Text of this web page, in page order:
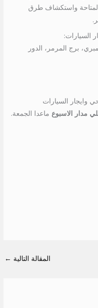
المتاحة واستكشاف طرق
السيارات:
برج المرمر، الدور
وايجار السيارات
مدار الاسبوع ماعدا الجمعة.
المقالة التالية ←